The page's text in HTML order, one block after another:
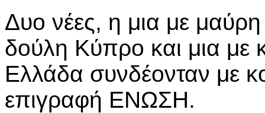
Δυο νέες, η μια με
δούλη Κύπρο και μια με
Ελλάδα συνδέονταν με
επιγραφή ΕΝΩΣΗ.